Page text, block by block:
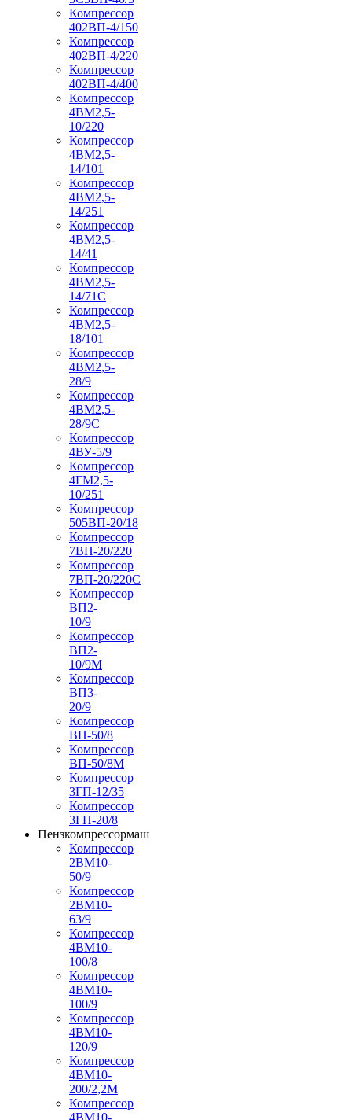
Компрессор
402ВП-4/150
Компрессор
402ВП-4/220
Компрессор
402ВП-4/400
Компрессор
4ВМ2,5-
10/220
Компрессор
4ВМ2,5-
14/101
Компрессор
4ВМ2,5-
14/251
Компрессор
4ВМ2,5-
14/41
Компрессор
4ВМ2,5-
14/71C
Компрессор
4ВМ2,5-
18/101
Компрессор
4ВМ2,5-
28/9
Компрессор
4ВМ2,5-
28/9С
Компрессор
4ВУ-5/9
Компрессор
4ГМ2,5-
10/251
Компрессор
505ВП-20/18
Компрессор
7ВП-20/220
Компрессор
7ВП-20/220С
Компрессор
ВП2-
10/9
Компрессор
ВП2-
10/9М
Компрессор
ВП3-
20/9
Компрессор
ВП-50/8
Компрессор
ВП-50/8М
Компрессор
3ГП-12/35
Компрессор
3ГП-20/8
Пензкомпрессормаш
Компрессор
2ВМ10-
50/9
Компрессор
2ВМ10-
63/9
Компрессор
4ВМ10-
100/8
Компрессор
4ВМ10-
100/9
Компрессор
4ВМ10-
120/9
Компрессор
4ВМ10-
200/2,2М
Компрессор
4ВМ10-